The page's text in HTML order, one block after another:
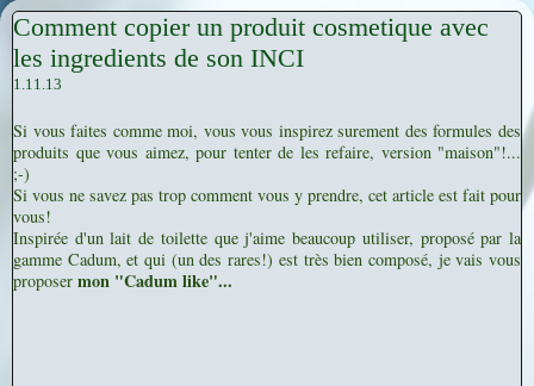
Comment copier un produit cosmetique avec
les ingredients de son INCI
1.11.13
Si vous faites comme moi, vous vous inspirez surement des formules des
produits que vous aimez, pour tenter de les refaire, version "maison"!...
;-)
Si vous ne savez pas trop comment vous y prendre, cet article est fait pour
vous!
Inspirée d'un lait de toilette que j'aime beaucoup utiliser, proposé par la
gamme Cadum, et qui (un des rares!) est très bien composé, je vais vous
proposer mon "Cadum like"...